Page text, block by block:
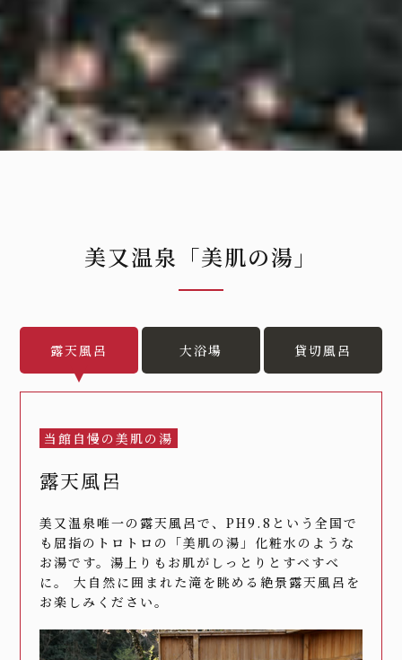
美又温泉「美肌の湯」
露天風呂 大浴場 貸切風呂
当館自慢の美肌の湯
露天風呂
美又温泉唯一の露天風呂で、PH9.8という全国で
も屈指のトロトロの「美肌の湯」化粧水のような
お湯です。湯上りもお肌がしっとりとすべすべ
に。 大自然に囲まれた滝を眺める絶景露天風呂を
お楽しみください。